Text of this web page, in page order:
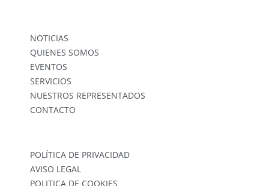
NOTICIAS
QUIENES SOMOS
EVENTOS
SERVICIOS
NUESTROS REPRESENTADOS
CONTACTO
POLÍTICA DE PRIVACIDAD
AVISO LEGAL
POLITICA DE COOKIES